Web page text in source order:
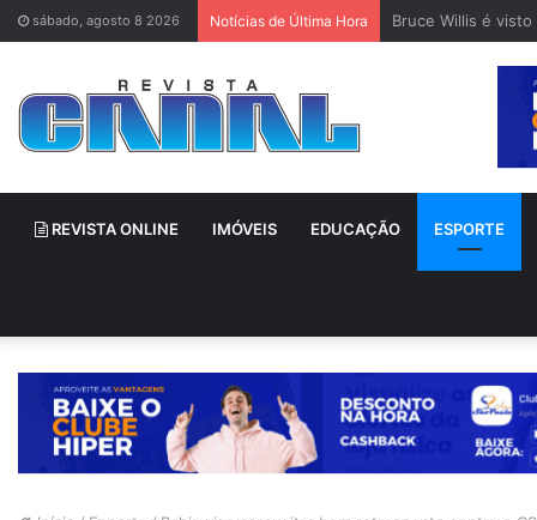
sábado, agosto 8 2026 Notícias de Última Hora Bruce Willis é
REVISTA ONLINE IMÓVEIS EDUCAÇÃO ESPORTE